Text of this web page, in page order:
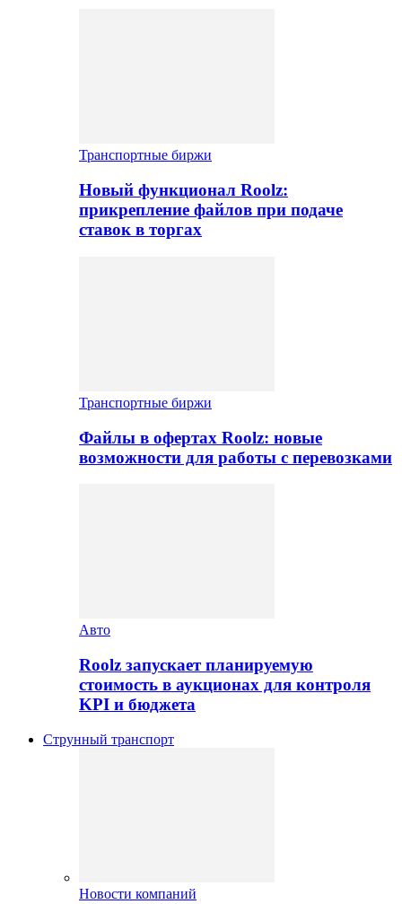
Транспортные биржи
Новый функционал Roolz:
прикрепление файлов при подаче
ставок в торгах
Транспортные биржи
Файлы в офертах Roolz: новые
возможности для работы с перевозками
Авто
Roolz запускает планируемую
стоимость в аукционах для контроля
KPI и бюджета
Струнный транспорт
Новости компаний